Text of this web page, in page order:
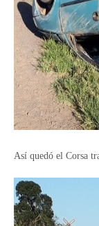
Así quedó el Corsa